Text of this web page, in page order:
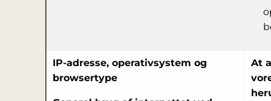
IP-adresse, operativsystem og
browsertype
At